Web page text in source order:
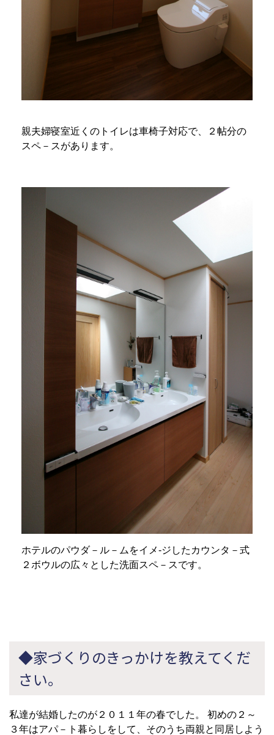
親夫婦寝室近くのトイレは車椅子対応で、２帖分の
スペ－スがあります。
ホテルのパウダ－ル－ムをイメ-ジしたカウンタ－式
２ボウルの広々とした洗面スペ－スです。
◆家づくりのきっかけを教えてくだ
さい。
私達が結婚したのが２０１１年の春でした。 初めの２～
３年はアパ－ト暮らしをして、そのうち両親と同居しよう